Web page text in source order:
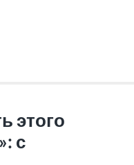
этого
с